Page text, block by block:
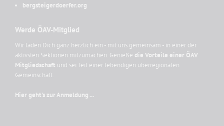
bergsteigerdoerfer.org
Werde ÖAV-Mitglied
Wir laden Dich ganz herzlich ein - mit uns gemeinsam - in einer der
aktivsten Sektionen mitzumachen. Genieße die Vorteile einer ÖAV
Mitgliedschaft und sei Teil einer lebendigen überregionalen
Gemeinschaft.
Hier geht's zur Anmeldung ...